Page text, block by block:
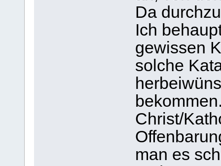
Da
Ich
gewissen
solche
Christ/
man es